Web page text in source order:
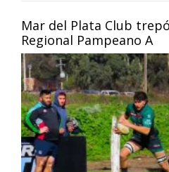
Mar del Plata Club
Regional Pampeano A